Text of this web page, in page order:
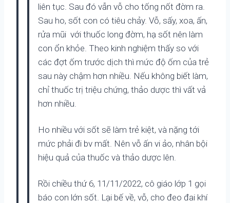
liên tục. Sau đó vẫn vỗ cho tống nốt đờm ra.
Sau ho, sốt con có tiêu chảy. Vỗ, sấy, xoa, ấn,
rửa mũi với thuốc long đờm, hạ sốt nên làm
con ổn khỏe. Theo kinh nghiệm thấy so với
các đợt ốm trước dịch thì mức độ ốm của trẻ
sau này chậm hơn nhiều. Nếu không biết làm,
chỉ thuốc trị triệu chứng, thảo dược thì vất vả
hơn nhiều.
Ho nhiều với sốt sẽ làm trẻ kiệt, và nặng tới
mức phải đi bv mất. Nên vỗ ấn vi ảo, nhân bội
hiệu quả của thuốc và thảo dược lên.
Rồi chiều thứ 6, 11/11/2022, cô giáo lớp 1 gọi
báo con lớn sốt. Lại bế về, vỗ, cho đeo đai khí